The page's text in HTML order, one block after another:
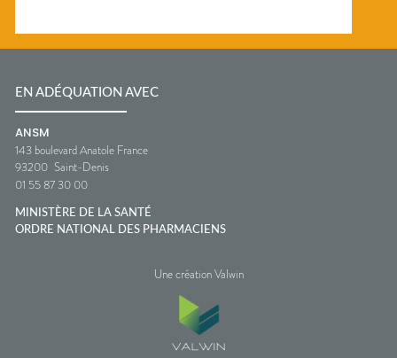
EN ADÉQUATION AVEC
ANSM
143 boulevard Anatole France
93200 Saint-Denis
01 55 87 30 00
MINISTÈRE DE LA SANTÉ
ORDRE NATIONAL DES PHARMACIENS
Une création Valwin